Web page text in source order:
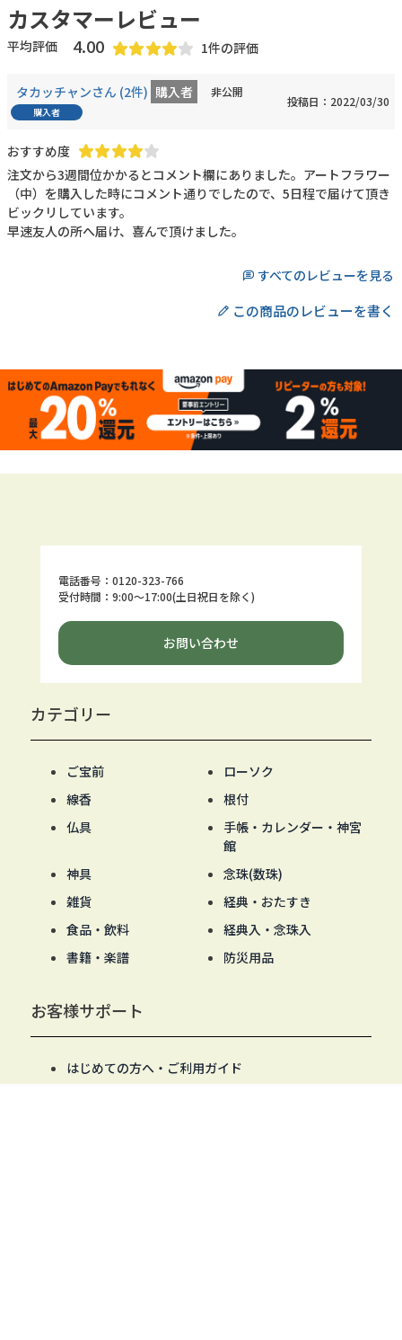
4.00 1
タカッチャン 2
購入者
非公開
投稿日 2022/03/30
注文から3週間位かかるとコメント欄にありました。アートフラワー
（中）を購入した時にコメント通りでしたので、5日程で届けて頂き
ビックリしています。
早速友人の所へ届け、喜んで頂けました。
すべてのレビューを見る
電話番号：0120-323-766
受付時間：9:00～17:00(土日祝日を除く)
お問い合わせ
カテゴリー
ご宝前
ローソク
線香
根付
仏具
手帳・カレンダー・神宮
館
神具
念珠(数珠)
雑貨
経典・おたすき
食品・飲料
経典入・念珠入
書籍・楽譜
防災用品
お客様サポート
はじめての方へ・ご利用ガイド